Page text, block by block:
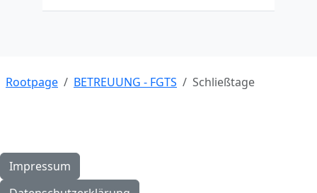
Rootpage BETREUUNG - FGTS Schließtage
Impressum